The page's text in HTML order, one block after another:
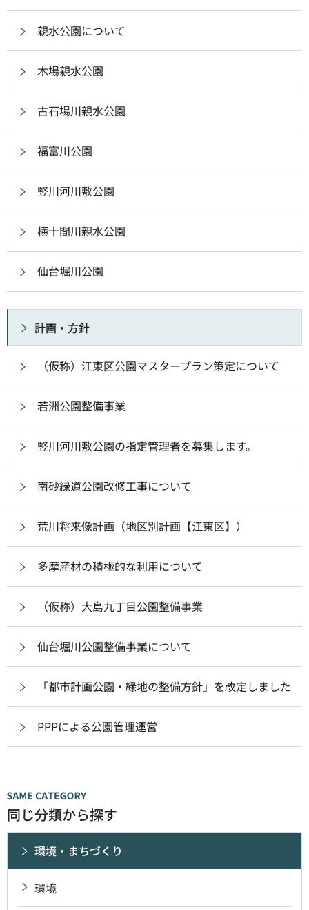
親水公園について
木場親水公園
古石場川親水公園
福富川公園
竪川河川敷公園
横十間川親水公園
仙台堀川公園
計画・方針
（仮称）江東区公園マスタープラン策定について
若洲公園整備事業
竪川河川敷公園の指定管理者を募集します。
南砂緑道公園改修工事について
荒川将来像計画（地区別計画【江東区】）
多摩産材の積極的な利用について
（仮称）大島九丁目公園整備事業
仙台堀川公園整備事業について
「都市計画公園・緑地の整備方針」を改定しました
PPPによる公園管理運営
同じ分類から探す
環境・まちづくり
環境